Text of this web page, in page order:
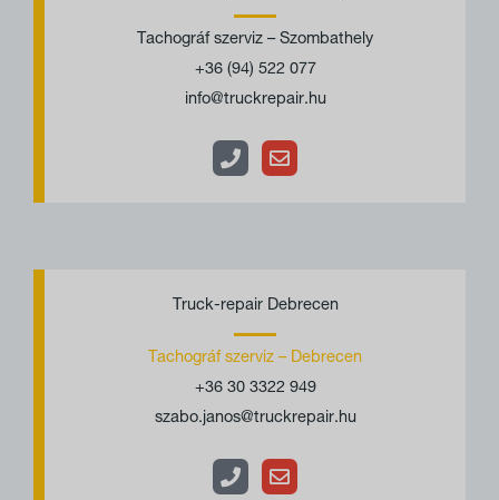
Tachográf szerviz – Szombathely
+36 (94) 522 077
info@truckrepair.hu
o
p
Truck-repair Debrecen
Tachográf szerviz – Debrecen
+36 30 3322 949
szabo.janos@truckrepair.hu
h
o
n
p